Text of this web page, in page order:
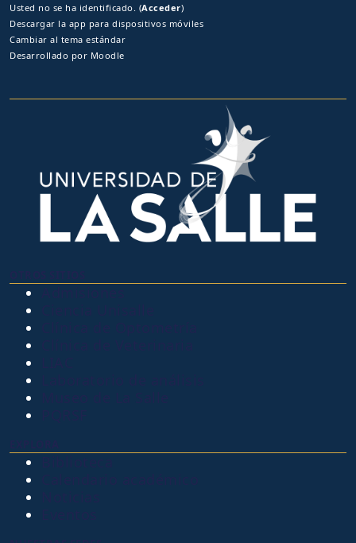
Usted no se ha identificado. (Acceder)
Descargar la app para dispositivos móviles
Cambiar al tema estándar
Desarrollado por Moodle